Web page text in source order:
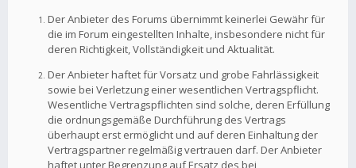
Der Anbieter des Forums übernimmt keinerlei Gewähr für
die im Forum eingestellten Inhalte, insbesondere nicht für
deren Richtigkeit, Vollständigkeit und Aktualität.
Der Anbieter haftet für Vorsatz und grobe Fahrlässigkeit
sowie bei Verletzung einer wesentlichen Vertragspflicht.
Wesentliche Vertragspflichten sind solche, deren Erfüllung
die ordnungsgemäße Durchführung des Vertrags
überhaupt erst ermöglicht und auf deren Einhaltung der
Vertragspartner regelmäßig vertrauen darf. Der Anbieter
haftet unter Begrenzung auf Ersatz des bei